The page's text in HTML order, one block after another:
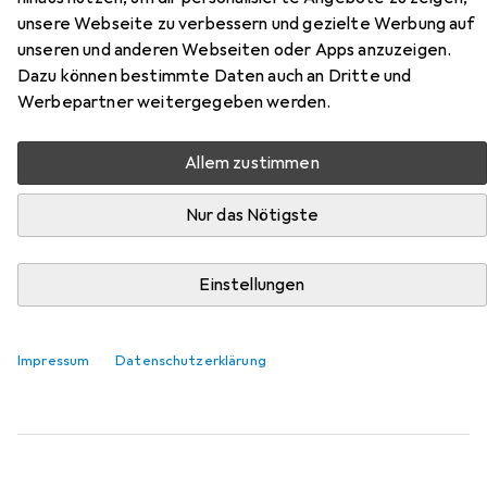
unsere Webseite zu verbessern und gezielte Werbung auf
unseren und anderen Webseiten oder Apps anzuzeigen.
Dazu können bestimmte Daten auch an Dritte und
Werbepartner weitergegeben werden.
Allem zustimmen
Nur das Nötigste
Einstellungen
Impressum Datenschutzerklärung
Safety 40 Mid
Hier findest du passendes Zubehör zum Produkt Haix
Black Eagle Safety 40 Mid aus der Kategorie Sohlen.
Relevanz
Produktliste
EUR
34,95
6 Grössen